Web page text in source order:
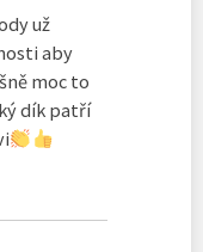
už
aby
moc to
dík patří